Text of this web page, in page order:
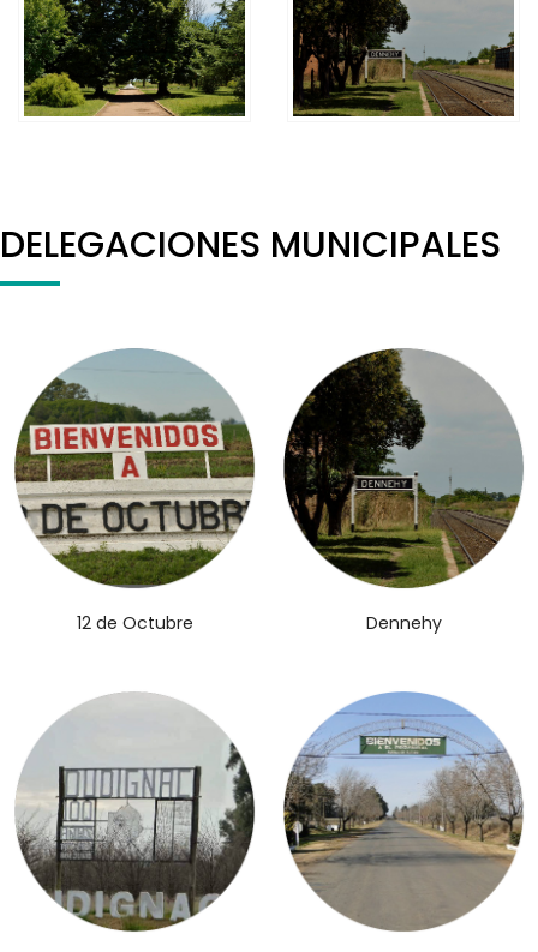
DELEGACIONES MUNICIPALES
12 de Octubre Dennehy